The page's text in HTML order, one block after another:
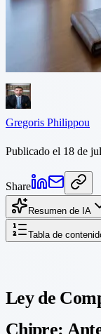
el Parlamento en
conocida como la
los problemas
Gregoris Philippou
Publicado el 18 de
Share
Resumen de IA
Tabla de
Ley de
Chipre: